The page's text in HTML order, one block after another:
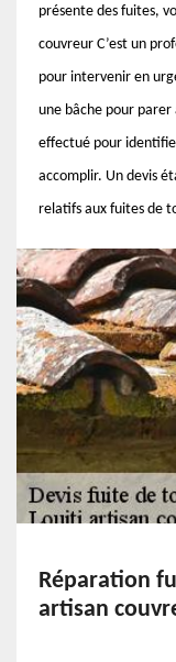
présente des fuites,
couvreur C’est un
pour intervenir en
une bâche pour parer
effectué pour
accomplir. Un devis
relatifs aux fuites de
Réparation
artisan